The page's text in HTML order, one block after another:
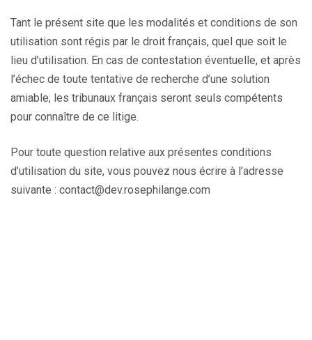
Tant le présent site que les modalités et conditions de son
utilisation sont régis par le droit français, quel que soit le
lieu d’utilisation. En cas de contestation éventuelle, et après
l’échec de toute tentative de recherche d’une solution
amiable, les tribunaux français seront seuls compétents
pour connaître de ce litige.
Pour toute question relative aux présentes conditions
d’utilisation du site, vous pouvez nous écrire à l’adresse
suivante : contact@dev.rosephilange.com